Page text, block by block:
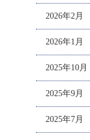
2026年2月
2026年1月
2025年10月
2025年9月
2025年7月